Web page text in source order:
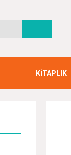
KİTAPLIK